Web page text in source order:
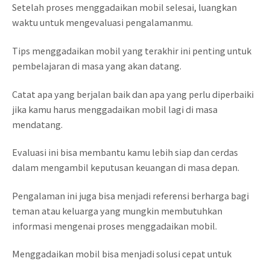
Setelah proses menggadaikan mobil selesai, luangkan
waktu untuk mengevaluasi pengalamanmu.
Tips menggadaikan mobil yang terakhir ini penting untuk
pembelajaran di masa yang akan datang.
Catat apa yang berjalan baik dan apa yang perlu diperbaiki
jika kamu harus menggadaikan mobil lagi di masa
mendatang.
Evaluasi ini bisa membantu kamu lebih siap dan cerdas
dalam mengambil keputusan keuangan di masa depan.
Pengalaman ini juga bisa menjadi referensi berharga bagi
teman atau keluarga yang mungkin membutuhkan
informasi mengenai proses menggadaikan mobil.
Menggadaikan mobil bisa menjadi solusi cepat untuk